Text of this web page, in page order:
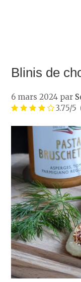
Blinis de
6 mars 2024 par
3.75/5